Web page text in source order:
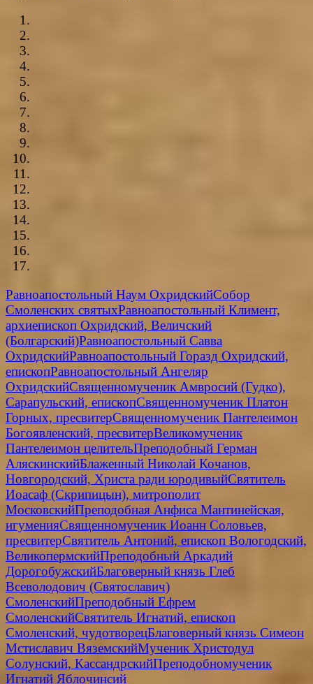
Равноапостольный Наум ОхридскийСобор
Смоленских святыхРавноапостольный Климент,
архиепископ Охридский, Величский
(Болгарский)Равноапостольный Савва
ОхридскийРавноапостольный Горазд Охридский,
епископРавноапостольный Ангеляр
ОхридскийСвященномученик Амвросий (Гудко),
Сарапульский, епископСвященномученик Платон
Горных, пресвитерСвященномученик Пантелеимон
Богоявленский, пресвитерВеликомученик
Пантелеимон целительПреподобный Герман
АляскинскийБлаженный Николай Кочанов,
Новгородский, Христа ради юродивыйСвятитель
Иоасаф (Скрипицын), митрополит
МосковскийПреподобная Анфиса Мантинейская,
игуменияСвященномученик Иоанн Соловьев,
пресвитерСвятитель Антоний, епископ Вологодский,
ВеликопермскийПреподобный Аркадий
ДорогобужскийБлаговерный князь Глеб
Всеволодович (Святославич)
СмоленскийПреподобный Ефрем
СмоленскийСвятитель Игнатий, епископ
Смоленский, чудотворецБлаговерный князь Симеон
Мстиславич ВяземскийМученик Христодул
Солунский, КассандрскийПреподобномученик
Игнатий Яблочинсий